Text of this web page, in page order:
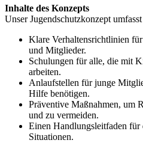
Inhalte des Konzepts
Unser Jugendschutzkonzept
Klare Verhaltensrichtlinien
und Mitglieder.
Schulungen für alle, die mit
arbeiten.
Anlaufstellen für junge
Hilfe benötigen.
Präventive Maßnahmen, um
und zu vermeiden.
Einen Handlungsleitfaden für
Situationen.